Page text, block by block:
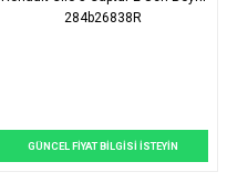
284b26838R
GÜNCEL FİYAT BİLGİSİ İSTEYİN